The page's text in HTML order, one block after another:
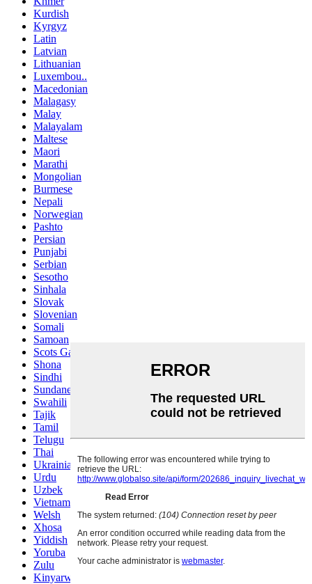
Kurdish
Kyrgyz
Latin
Latvian
Lithuanian
Luxembou..
Macedonian
Malagasy
Malay
Malayalam
Maltese
Maori
Marathi
Mongolian
Burmese
Nepali
Norwegian
Pashto
Persian
Punjabi
Serbian
Sesotho
Sinhala
Slovak
Slovenian
Somali
Samoan
Scots Gaelic
Shona
Sindhi
Sundanese
Swahili
Tajik
Tamil
Telugu
Thai
Ukrainian
Urdu
Uzbek
Vietnamese
Welsh
Xhosa
Yiddish
Yoruba
Zulu
Kinyarwanda